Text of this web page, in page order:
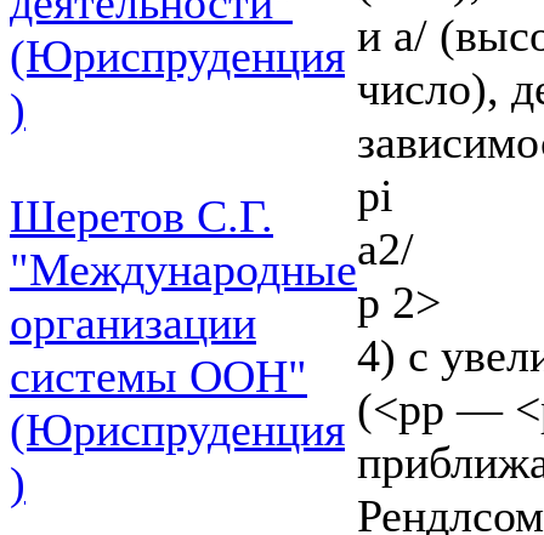
(Юриспруденция
)
Шеретов С.Г.
"Международные
организации
системы ООН"
(Юриспруденция
)
и а/
число),
pi
а2/
р 2>
4) с
(<рр —